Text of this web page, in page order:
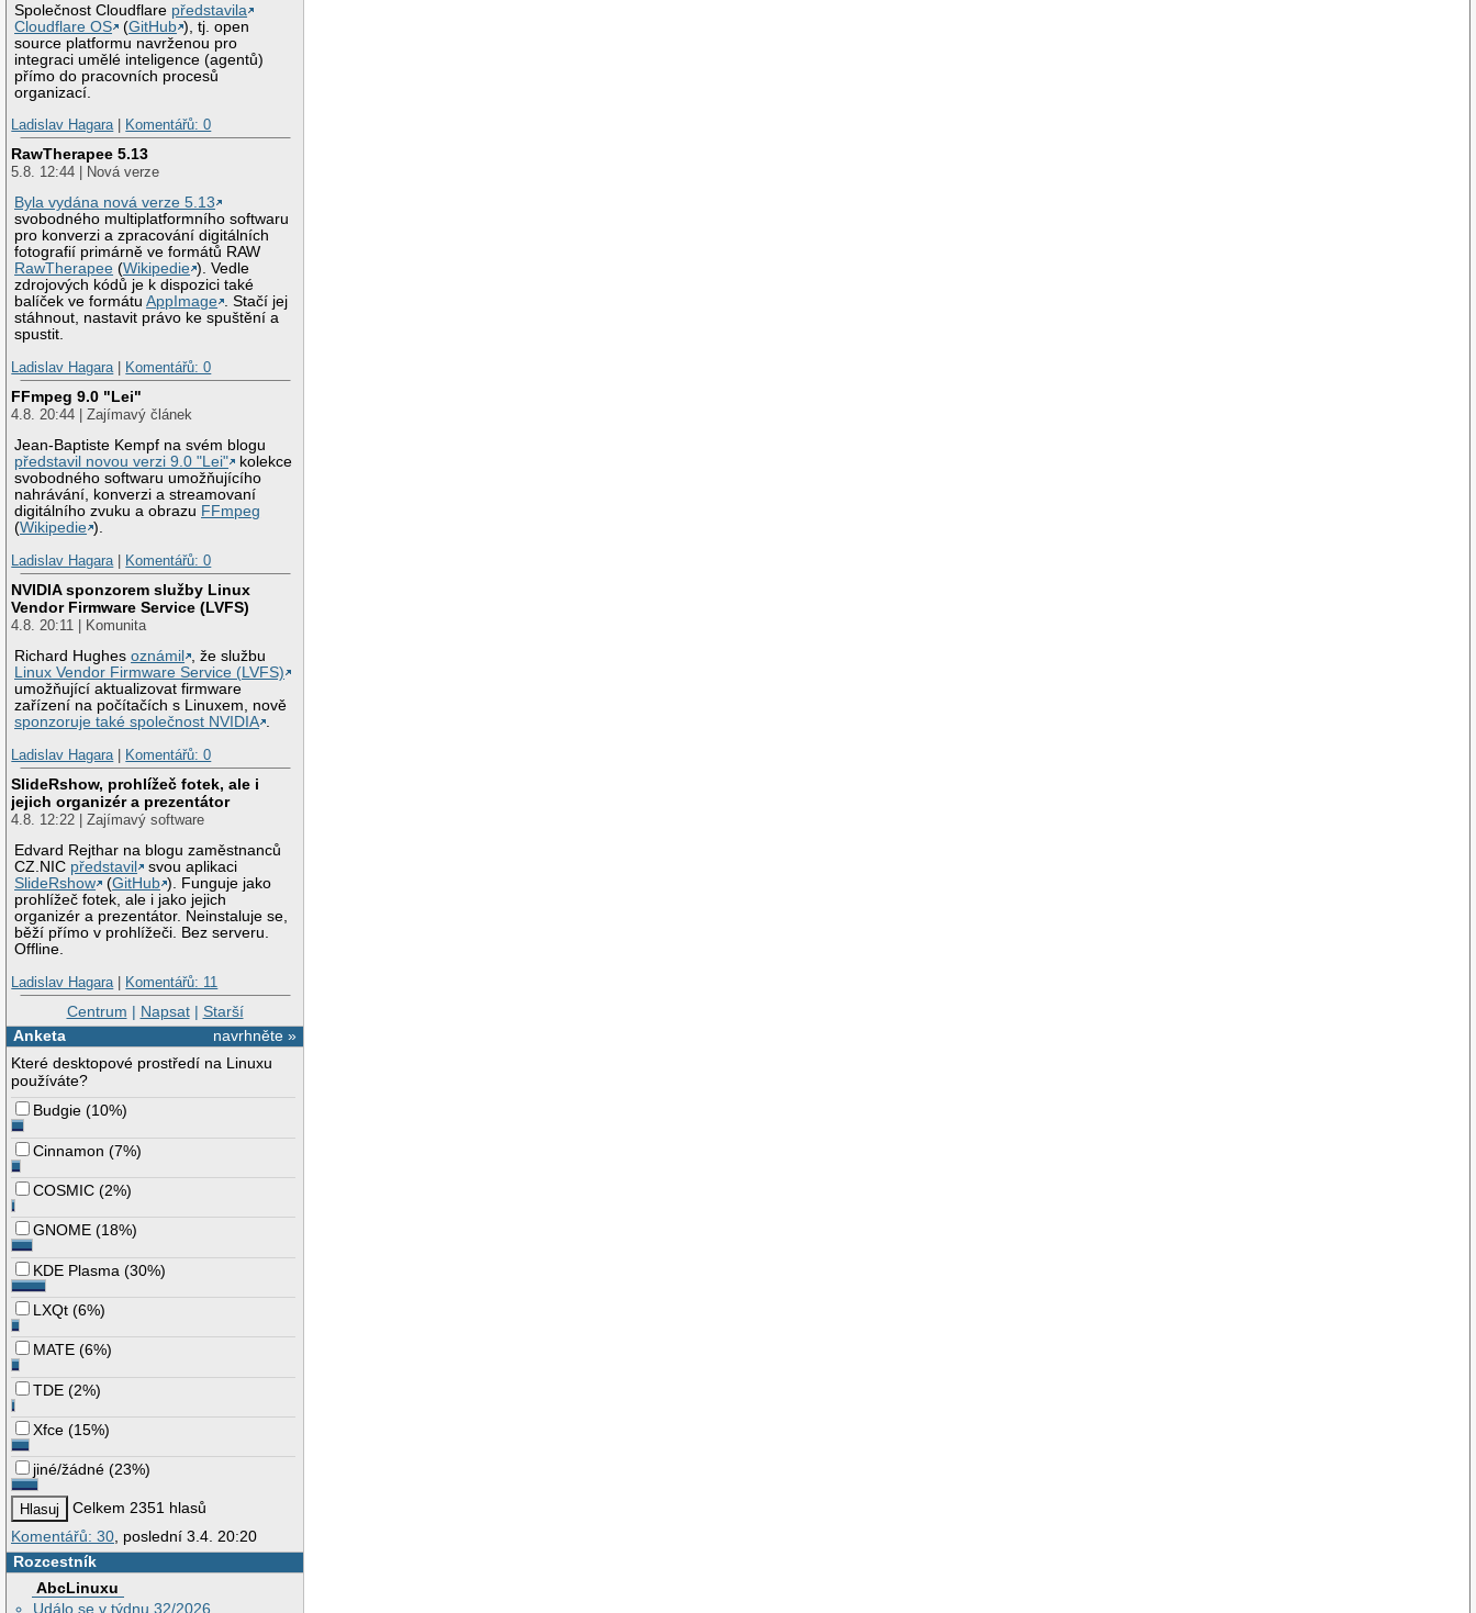
Společnost Cloudflare představila
Cloudflare OS
(GitHub ), tj. open
source platformu navrženou pro
integraci umělé inteligence (agentů)
přímo do pracovních procesů
organizací.
Ladislav Hagara| Komentářů: 0
RawTherapee 5.13
5.8. 12:44 | Nová verze
Byla vydána nová verze 5.13
svobodného multiplatformního softwaru
pro konverzi a zpracování digitálních
fotografií primárně ve formátů RAW
RawTherapee (Wikipedie ). Vedle
zdrojových kódů je k dispozici také
balíček ve formátuAppImage . Stačí jej
stáhnout, nastavit právo ke spuštění a
spustit.
Ladislav Hagara| Komentářů: 0
FFmpeg 9.0 "Lei"
4.8. 20:44 | Zajímavý článek
Jean-Baptiste Kempf na svém blogu
představil novou verzi 9.0 "Lei"
kolekce
svobodného softwaru umožňujícího
nahrávání, konverzi a streamovaní
digitálního zvuku a obrazu FFmpeg
(Wikipedie ).
Ladislav Hagara| Komentářů: 0
NVIDIA sponzorem služby Linux
Vendor Firmware Service (LVFS)
4.8. 20:11 | Komunita
Richard Hughesoznámil
, že službu
Linux Vendor Firmware Service (LVFS)
umožňující aktualizovat firmware
zařízení na počítačích s Linuxem, nově
sponzoruje také společnost NVIDIA .
Ladislav Hagara| Komentářů: 0
SlideRshow, prohlížeč fotek, ale i
jejich organizér a prezentátor
4.8. 12:22 | Zajímavý software
Edvard Rejthar na blogu zaměstnanců
CZ.NIC představil
svou aplikaci
SlideRshow
(GitHub ). Funguje jako
prohlížeč fotek, ale i jako jejich
organizér a prezentátor. Neinstaluje se,
běží přímo v prohlížeči. Bez serveru.
Offline.
Ladislav Hagara| Komentářů: 11
Centrum | Napsat| Starší
navrhněte »
Anketa
Které desktopové prostředí na Linuxu
používáte?
Budgie (10%)
Cinnamon (7%)
COSMIC (2%)
GNOME (18%)
KDE Plasma (30%)
LXQt (6%)
MATE (6%)
TDE (2%)
Xfce (15%)
jiné/žádné (23%)
Celkem 2351 hlasů
Komentářů: 30 , poslední 3.4. 20:20
Rozcestník
AbcLinuxu
Událo se v týdnu 32/2026